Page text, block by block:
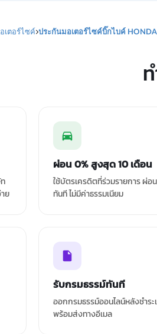
เตอร์ไซค์ ประกันมอเตอร์ไซค์บิ๊กไบค์
ย
ผ่อน 0% สูงสุด 10 เดือน
ใช้บัตรเครดิตที่ร่วมรายการ ผ่อ
ทันที ไม่มีค่าธรรมเนียม
รับกรมธรรม์ทันที
ออกกรมธรรม์ออนไลน์หลังชำระ
พร้อมส่งทางอีเมล